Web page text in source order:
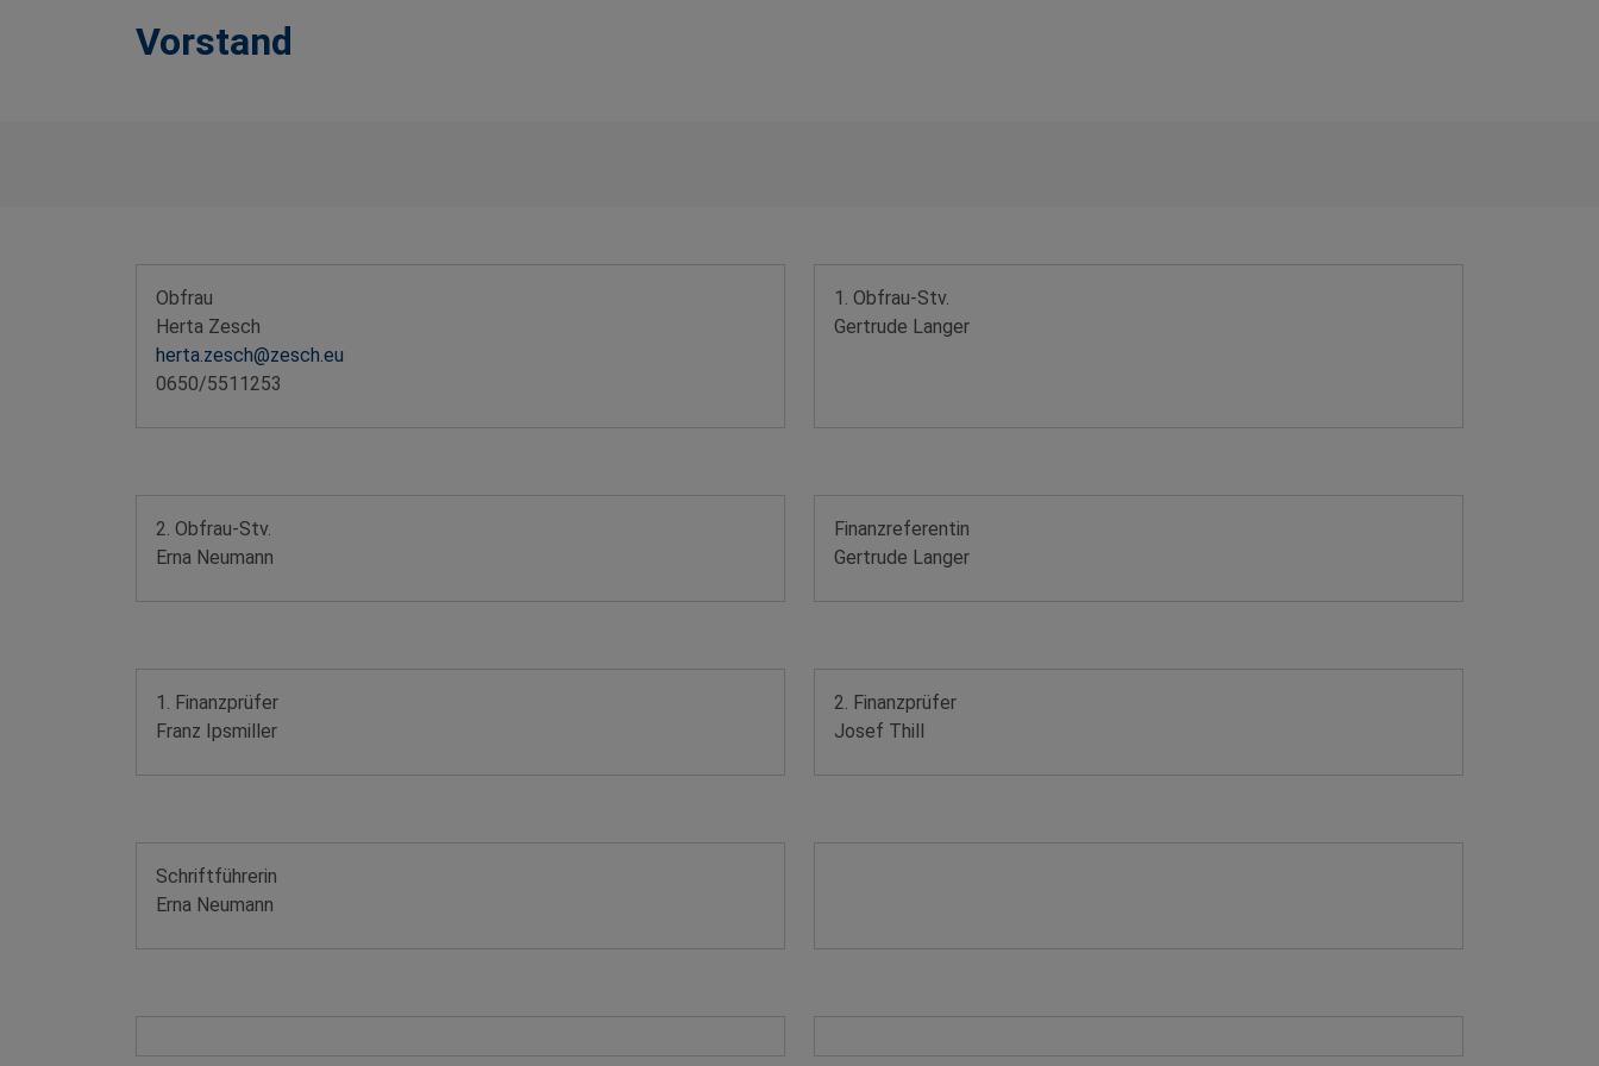
Vorstand
Obfrau
Herta Zesch
herta.zesch@zesch.eu
0650/5511253
1. Obfrau-Stv.
Gertrude Langer
2. Obfrau-Stv.
Erna Neumann
Finanzreferentin
Gertrude Langer
1. Finanzprüfer
Franz Ipsmiller
2. Finanzprüfer
Josef Thill
Schriftführerin
Erna Neumann